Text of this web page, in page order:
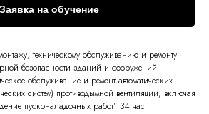
Заявка на обучение
техническому обслуживанию и ремонту
безопасности зданий и сооружений
обслуживание и ремонт автоматических
систем) противодымной вентиляции, включая
пусконаладочных работ" 34 час.